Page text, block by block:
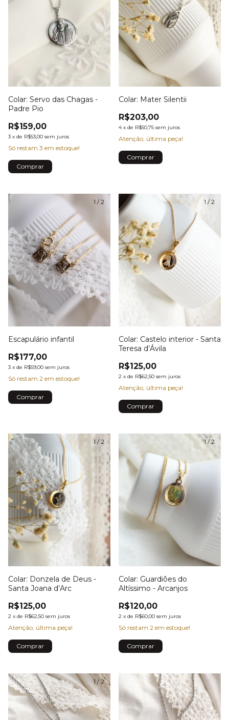
Colar: Servo das Chagas -
Padre Pio
R$159,00
3 x de R$53,00 sem juros
Só restam 3 em estoque!
Colar: Mater Silentii
R$203,00
4 x de R$50,75 sem juros
Atenção, última peça!
1 /2
Escapulário infantil
R$177,00
3 x de R$59,00 sem juros
Só restam 2 em estoque!
1 /2
Colar: Castelo interior - Santa
Teresa d’Ávila
R$125,00
2 x de R$62,50 sem juros
Atenção, última peça!
1 /2
Colar: Donzela de Deus -
Santa Joana d’Arc
R$125,00
2 x de R$62,50 sem juros
Atenção, última peça!
1 /2
Colar: Guardiões do
Altíssimo - Arcanjos
R$120,00
2 x de R$60,00 sem juros
Só restam 2 em estoque!
1/2